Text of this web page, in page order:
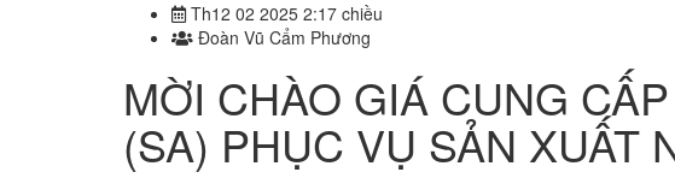
Th12 02 2025 2:17 chiều
Đoàn Vũ Cẩm Phương
MỜI CHÀO GIÁ CUNG
(SA) PHỤC VỤ SẢN XUẤT